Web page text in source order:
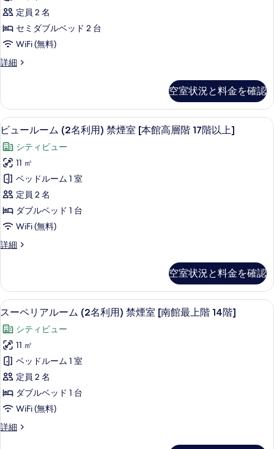
る
写
真
を
表
す
る
室
[棟
眺
定
な
し]
の
す
べ
て
の
写
真
表
示
す
る
用)
禁
煙
室
[棟
·
指
定
な
し]
の
詳
細
ア
ツ
イ
禁
室
[南
館
最
上
階
14
階]
の
す
の
写
真
を
表
示
す
る
定員 2 名
セミダブルベッド 2 台
WiFi (無料)
詳細
ス
ア
ツ
イ
禁
煙
室
[南
館
最
上
階
14
階]
細
空室状況と料金を確認
ビ
ュ
ー
ル
ー
ム
(2
名
利
禁
煙
室
[本
館
高
層
階
17
階
ビュールーム (2名利用) 禁煙室 [本館
38
ビュールーム (2名利用) 禁煙室 [本館高層階 17階以上]
シティビュー
11 ㎡
ベッドルーム 1 室
定員 2 名
ダブルベッド 1 台
WiFi (無料)
詳細
ビ
ー
ム
(2
利
用)
禁
煙
室
[本
館
高
層
階
空室状況と料金を確認
ス
ー
ペ
リ
ア
ル
ー
(2
スーペリアルーム (2名利用) 禁煙室 [
37
スーペリアルーム (2名利用) 禁煙室 [南館最上階 14階]
シティビュー
11 ㎡
ベッドルーム 1 室
定員 2 名
ダブルベッド 1 台
WiFi (無料)
詳細
ス